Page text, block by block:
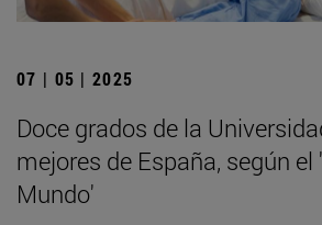
07 | 05 | 2025
Doce grados de la
mejores de España, según el
Mundo'